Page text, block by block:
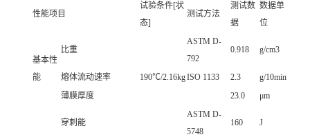
性能项目
试验条件[状
态]
测试方法
测试数
据
数据单
位
基本性
能
比重
ASTM D-
792
0.918 g/cm3
熔体流动速率 190℃/2.16kgISO 1133 2.3
g/10min
薄膜厚度
23.0 μm
穿刺能
ASTM D-
5748
160 J